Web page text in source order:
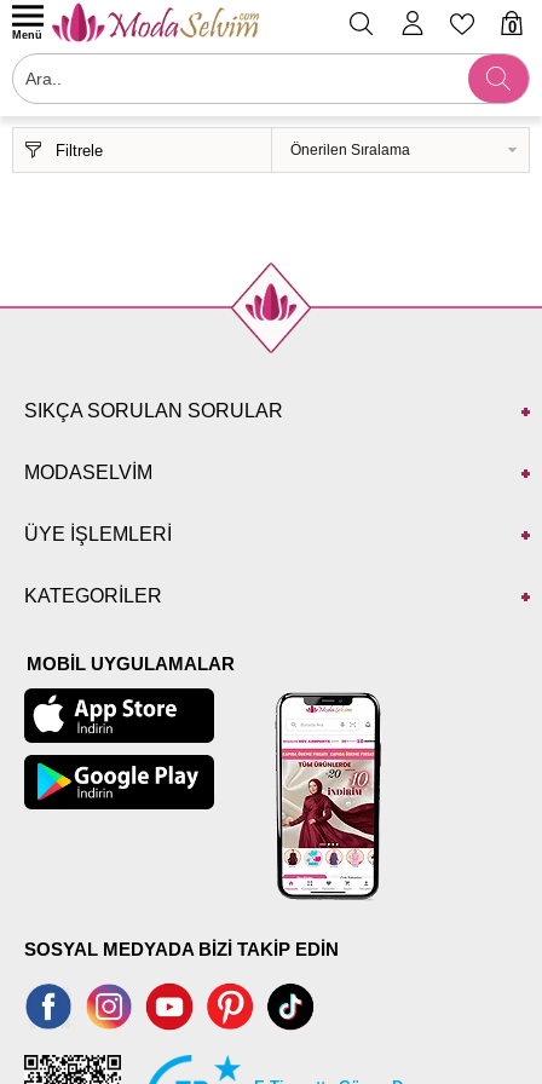
0
Menü
Filtrele
SIKÇA SORULAN SORULAR
MODASELVİM
ÜYE İŞLEMLERİ
KATEGORİLER
MOBİL UYGULAMALAR
SOSYAL MEDYADA BİZİ TAKİP EDİN